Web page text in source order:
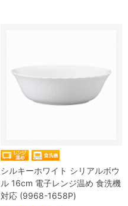
シルキーホワイト シリアルボウ
ル 16cm 電子レンジ温め 食洗機
対応 (9968-1658P)